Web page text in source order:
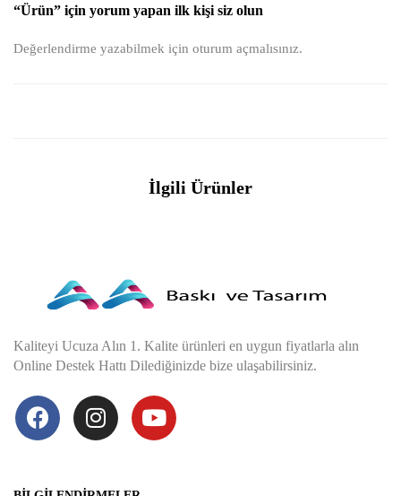
“Ürün” için yorum yapan ilk kişi siz olun
Değerlendirme yazabilmek için oturum açmalısınız.
İlgili Ürünler
Kaliteyi Ucuza Alın 1. Kalite ürünleri en uygun fiyatlarla alın
Online Destek Hattı Dilediğinizde bize ulaşabilirsiniz.